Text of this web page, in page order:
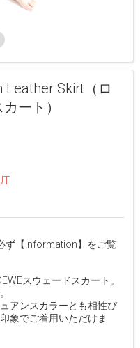
Leather Skirt（ロ
ート）
ず【information】をご覧
スウェードスカート。
アンスカラーとも相性ぴ
象でご着用いただけま